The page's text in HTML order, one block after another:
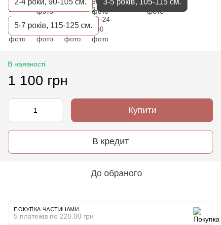
5-7 років, 115-125 см.
В наявності
1 100 грн
Купити
В кредит
До обраного
ПОКУПКА ЧАСТИНАМИ
5 платежів по 220.00 грн